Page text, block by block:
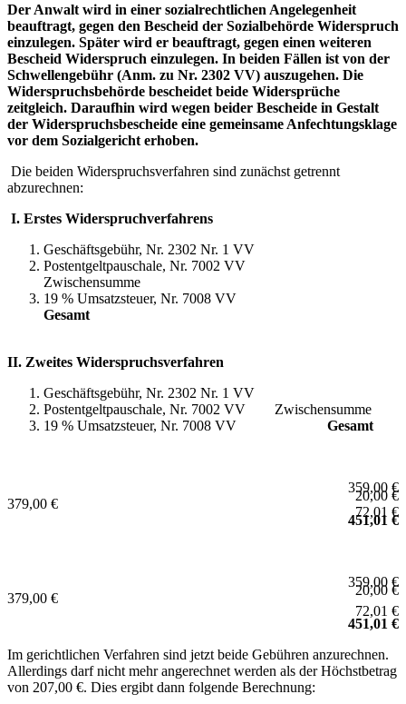
Der Anwalt wird in einer sozialrechtlichen Angelegenheit
beauftragt, gegen den Bescheid der Sozialbehörde Widerspruch
einzulegen. Später wird er beauftragt, gegen einen weiteren
Bescheid Widerspruch einzulegen. In beiden Fällen ist von der
Schwellengebühr (Anm. zu Nr. 2302 VV) auszugehen. Die
Widerspruchsbehörde bescheidet beide Widersprüche
zeitgleich. Daraufhin wird wegen beider Bescheide in Gestalt
der Widerspruchsbescheide eine gemeinsame Anfechtungsklage
vor dem Sozialgericht erhoben.
Die beiden Widerspruchsverfahren sind zunächst getrennt
abzurechnen:
I. Erstes Widerspruchverfahrens
Geschäftsgebühr, Nr. 2302 Nr. 1 VV
Postentgeltpauschale, Nr. 7002 VV
Zwischensumme
19 % Umsatzsteuer, Nr. 7008 VV
Gesamt
II. Zweites Widerspruchsverfahren
Geschäftsgebühr, Nr. 2302 Nr. 1 VV
Postentgeltpauschale, Nr. 7002 VV Zwischensumme
19 % Umsatzsteuer, Nr. 7008 VV
Gesamt
359,00 €
20,00 €
379,00 €
72,01 €
451,01 €
359,00 €
20,00 €
379,00 €
72,01 €
451,01 €
Im gerichtlichen Verfahren sind jetzt beide Gebühren anzurechnen.
Allerdings darf nicht mehr angerechnet werden als der Höchstbetrag
von 207,00 €. Dies ergibt dann folgende Berechnung: